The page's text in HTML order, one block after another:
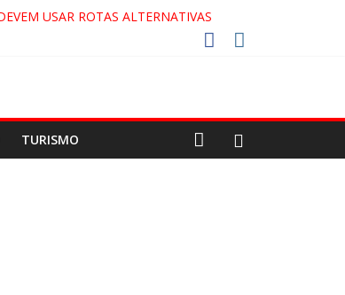
USAR ROTAS ALTERNATIVAS
TURISMO